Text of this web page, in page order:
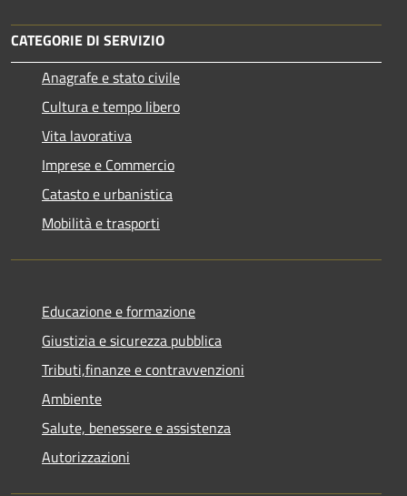
CATEGORIE DI SERVIZIO
Anagrafe e stato civile
Cultura e tempo libero
Vita lavorativa
Imprese e Commercio
Catasto e urbanistica
Mobilità e trasporti
Educazione e formazione
Giustizia e sicurezza pubblica
Tributi,finanze e contravvenzioni
Ambiente
Salute, benessere e assistenza
Autorizzazioni